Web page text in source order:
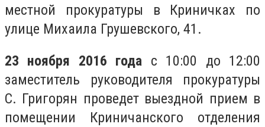
местной прокуратуры в Криничках по
улице Михаила Грушевского, 41.
23 ноября 2016 года с 10:00 до 12:00
заместитель руководителя прокуратуры
С. Григорян проведет выездной прием в
помещении Криничанского отделения